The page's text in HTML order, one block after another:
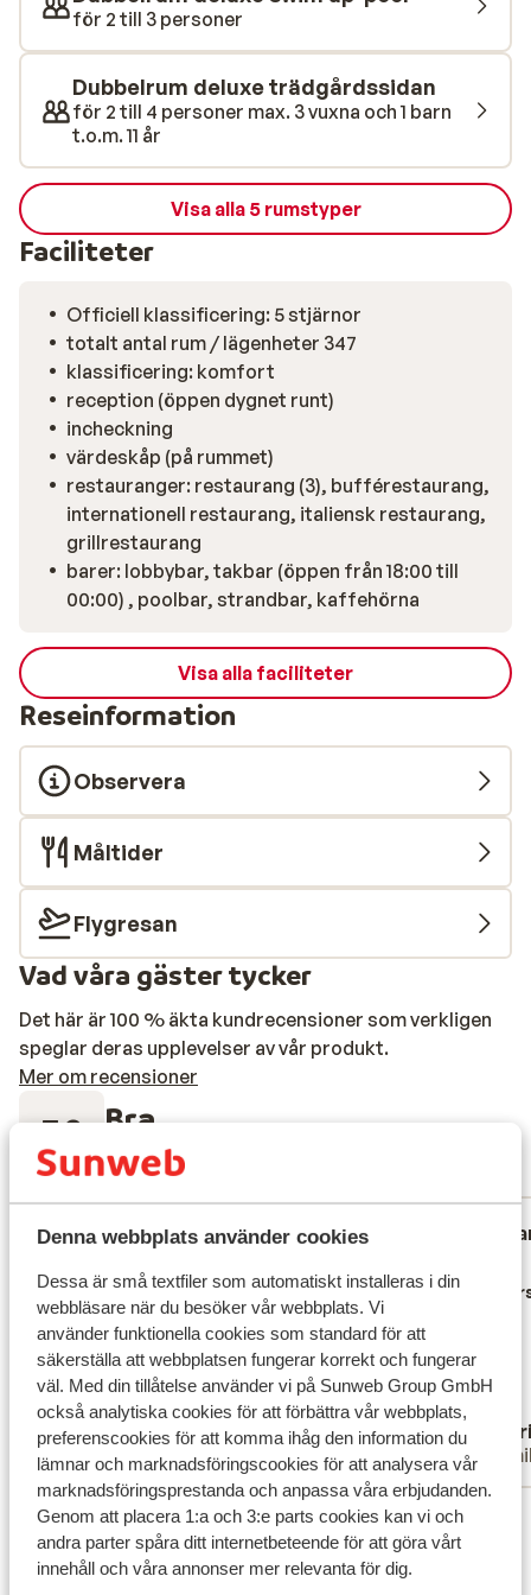
Denna webbplats använder cookies
Dessa är små textfiler som automatiskt installeras i din
webbläsare när du besöker vår webbplats. Vi
använder funktionella cookies som standard för att
säkerställa att webbplatsen fungerar korrekt och fungerar
väl. Med din tillåtelse använder vi på Sunweb Group GmbH
också analytiska cookies för att förbättra vår webbplats,
preferenscookies för att komma ihåg den information du
lämnar och marknadsföringscookies för att analysera vår
marknadsföringsprestanda och anpassa våra erbjudanden.
Genom att placera 1:a och 3:e parts cookies kan vi och
andra parter spåra ditt internetbeteende för att göra vårt
innehåll och våra annonser mer relevanta för dig.
ta en tur till en livlig souk där du hittar handgjorda
souvenirer och lokal charm.
för 2 till 3 personer
Dubbelrum deluxe trädgårdssidan
för 2 till 4 personer max. 3 vuxna och 1 barn
t.o.m. 11 år
Visa alla 5 rumstyper
Faciliteter
Officiell klassificering: 5 stjärnor
totalt antal rum / lägenheter 347
klassificering: komfort
reception (öppen dygnet runt)
incheckning
värdeskåp (på rummet)
restauranger: restaurang (3), bufférestaurang,
internationell restaurang, italiensk restaurang,
grillrestaurang
barer: lobbybar, takbar (öppen från 18:00 till
00:00) , poolbar, strandbar, kaffehörna
Visa alla faciliteter
Reseinformation
Observera
Måltider
Flygresan
Vad våra gäster tycker
Det här är 100 % äkta kundrecensioner som verkligen
speglar deras upplevelser av vår produkt.
Mer om recensioner
7.9 Bra
38 omdömen
Mest bokad av familj
9.0 Fantastisk
för 2 veckor sedan
muligheder. Maden er også varieret og det
er dejligt man kan spise på alle de
forskellige restauranter, så man kan tag
ud og spise også
muligheder. Maden er også varieret og det
er dejligt man kan spise på alle de
forskellige restauranter, så man kan tag
ud og spise også
Översätt till svenska
Anonym
Partner
Visa alla 38 omdömen
Läge